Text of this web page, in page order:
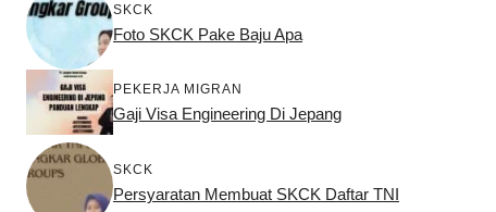
SKCK
Foto SKCK Pake Baju Apa
PEKERJA MIGRAN
Gaji Visa Engineering Di Jepang
SKCK
Persyaratan Membuat SKCK Daftar TNI